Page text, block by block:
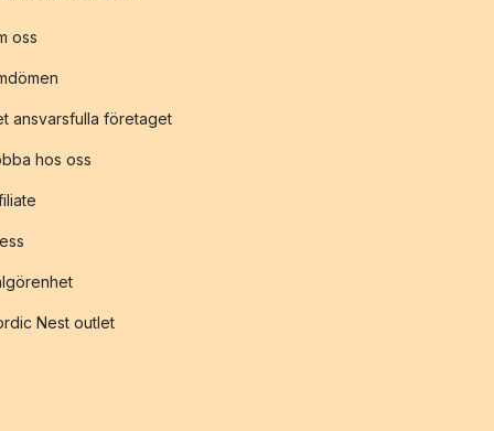
oss
ansvarsfulla företaget
hos oss
Nest outlet